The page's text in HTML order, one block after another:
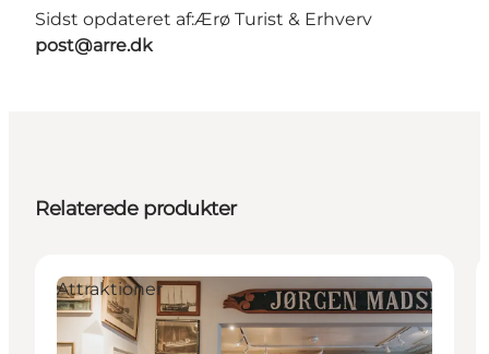
Sidst opdateret af:Ærø Turist & Erhverv
post@arre.dk
Relaterede produkter
Attraktioner